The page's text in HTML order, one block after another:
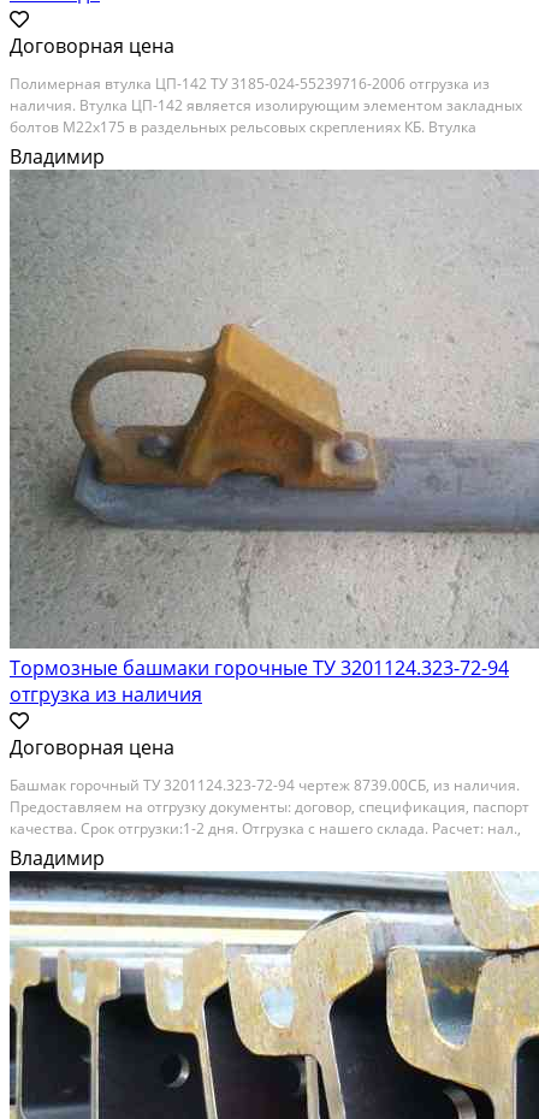
Договорная цена
Полимерная втулка ЦП-142 ТУ 3185-024-55239716-2006 отгрузка из
наличия. Втулка ЦП-142 является изолирующим элементом закладных
болтов М22х175 в раздельных рельсовых скреплениях КБ. Втулка
выполнена из морозоустойчивой полиамидной композиции.
Применяют втулку изолирующую ЦП-142 в конструкциях...
Владимир
Тормозные башмаки горочные ТУ 3201124.323-72-94
отгрузка из наличия
Договорная цена
Башмак горочный ТУ 3201124.323-72-94 чертеж 8739.00СБ, из наличия.
Предоставляем на отгрузку документы: договор, спецификация, паспорт
качества. Срок отгрузки:1-2 дня. Отгрузка с нашего склада. Расчет: нал.,
безнал. Звоните:+7(905)145-42-45, MAX / WhatsApp / Telegram
Владимир